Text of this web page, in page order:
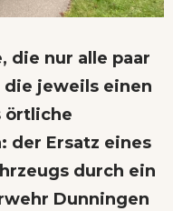
die nur alle paar
die jeweils einen
örtliche
der Ersatz eines
durch ein
Dunningen